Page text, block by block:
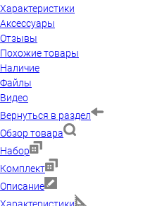
Характеристики
Аксессуары
Отзывы
Похожие товары
Наличие
Файлы
Видео
Вернуться в раздел
Обзор товара
Набор
Комплект
Описание